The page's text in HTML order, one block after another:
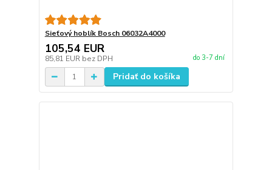
Sieťový hoblík Bosch 06032A4000
105,54 EUR
85,81 EUR bez DPH do 3-7 dní
Pridať do košíka